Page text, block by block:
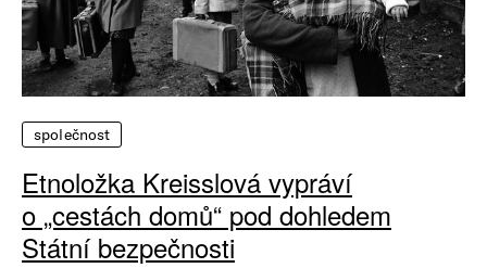
společnost
Etnoložka Kreisslová vypráví
o „cestách domů“ pod dohledem
Státní bezpečnosti